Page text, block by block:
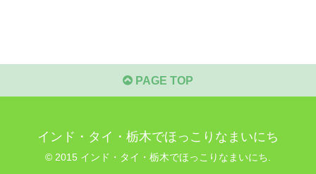
PAGE TOP
インド・タイ・栃木でほっこりなまいにち
© 2015 インド・タイ・栃木でほっこりなまいにち.